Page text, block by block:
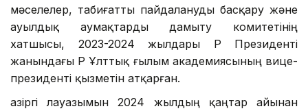
мәселелер, табиғатты пайдалануды басқару және
ауылдық аумақтарды дамыту комитетінің
хатшысы, 2023-2024 жылдары ҚР Президенті
жанындағы ҚР Ұлттық ғылым академиясының вице-
президенті қызметін атқарған.
Қазіргі лауазымын 2024 жылдың қаңтар айынан